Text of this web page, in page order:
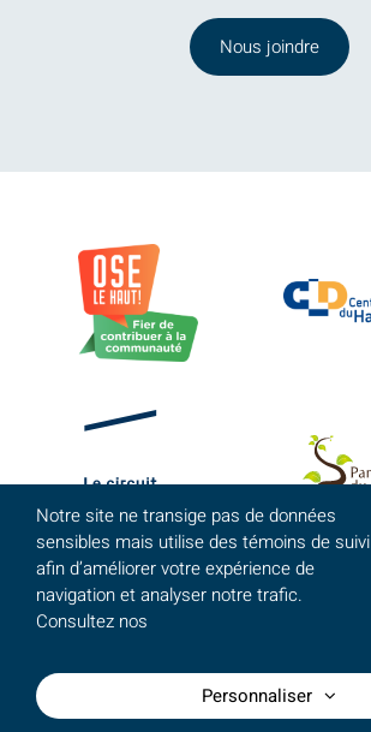
Nous joindre
Notre site ne transige pas de données
sensibles mais utilise des témoins de suivi
afin d’améliorer votre expérience de
navigation et analyser notre trafic.
Consultez nos
Personnaliser